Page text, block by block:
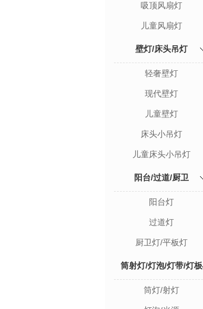
吸顶风扇灯
儿童风扇灯
壁灯/床头吊灯
轻奢壁灯
现代壁灯
儿童壁灯
床头小吊灯
儿童床头小吊灯
阳台/过道/厨卫
阳台灯
过道灯
厨卫灯/平板灯
筒射灯/灯泡/灯带/灯板
筒灯/射灯